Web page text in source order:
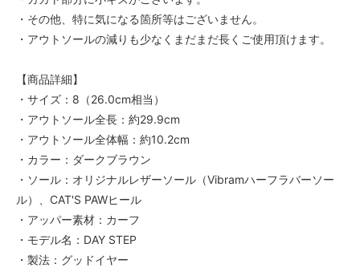
・その他、特に気になる箇所等はございません。
・アウトソールの減りも少なくまだまだ長くご使用頂けます。
【商品詳細】
・サイズ：8（26.0cm相当）
・アウトソール全長：約29.9cm
・アウトソール全体幅：約10.2cm
・カラー：ダークブラウン
・ソール：オリジナルレザーソール（Vibramハーフラバーソー
ル）、CAT'S PAWヒール
・アッパー素材：カーフ
・モデル名：DAY STEP
・製法：グッドイヤー